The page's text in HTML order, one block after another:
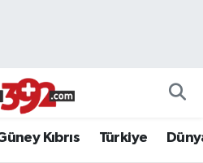
Kıbrıs Türkiye